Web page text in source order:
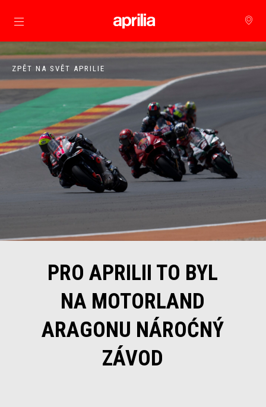
Přejít na hlavní obsah
ZPĚT NA SVĚT APRILIE
PRO APRILII TO BYL
NA MOTORLAND
ARAGONU NÁROĆNÝ
ZÁVOD